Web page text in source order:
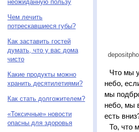
неожиданную пользу
Чем лечить
потрескавшиеся губы?
Как заставить гостей
думать, что у вас дома
чисто
Какие продукты можно
хранить десятилетиями?
Как стать долгожителем?
«Токсичные» новости
опасны для здоровья
Что мы
небо,
мы
небо, мы
есть
То, что